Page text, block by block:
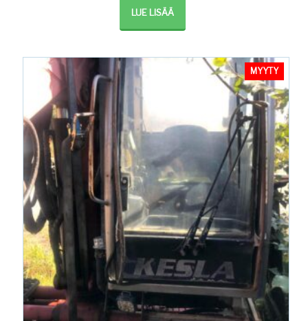
LUE LISÄÄ
MYYTY